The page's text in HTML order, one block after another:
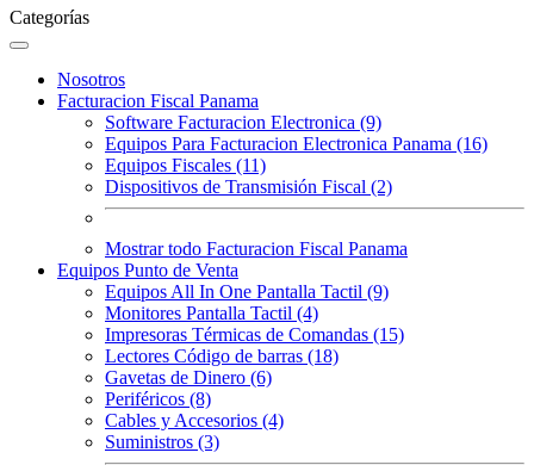
Categorías
Nosotros
Facturacion Fiscal Panama
Software Facturacion Electronica (9)
Equipos Para Facturacion Electronica Panama (16)
Equipos Fiscales (11)
Dispositivos de Transmisión Fiscal (2)
Mostrar todo Facturacion Fiscal Panama
Equipos Punto de Venta
Equipos All In One Pantalla Tactil (9)
Monitores Pantalla Tactil (4)
Impresoras Térmicas de Comandas (15)
Lectores Código de barras (18)
Gavetas de Dinero (6)
Periféricos (8)
Cables y Accesorios (4)
Suministros (3)